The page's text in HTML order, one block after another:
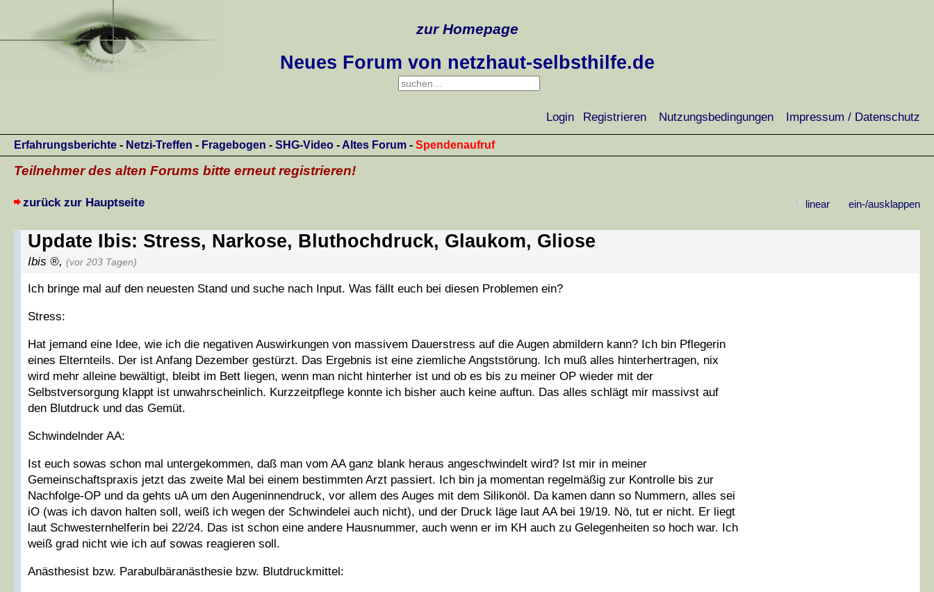
zur Homepage
Neues Forum von netzhaut-selbsthilfe.de
Login Registrieren Nutzungsbedingungen Impressum / Datenschutz
Erfahrungsberichte - Netzi-Treffen - Fragebogen - SHG-Video -Altes Forum - Spendenaufruf
Teilnehmer des alten Forums bitte erneut registrieren!
zurück zur Hauptseite linear ein-/ausklappen
Update Ibis: Stress, Narkose, Bluthochdruck, Glaukom, Gliose
Ibis , (vor 203 Tagen)
Ich bringe mal auf den neuesten Stand und suche nach Input. Was fällt euch bei diesen Problemen ein?
Stress:
Hat jemand eine Idee, wie ich die negativen Auswirkungen von massivem Dauerstress auf die Augen abmildern kann? Ich bin Pflegerin
eines Elternteils. Der ist Anfang Dezember gestürzt. Das Ergebnis ist eine ziemliche Angststörung. Ich muß alles hinterhertragen, nix
wird mehr alleine bewältigt, bleibt im Bett liegen, wenn man nicht hinterher ist und ob es bis zu meiner OP wieder mit der
Selbstversorgung klappt ist unwahrscheinlich. Kurzzeitpflege konnte ich bisher auch keine auftun. Das alles schlägt mir massivst auf
den Blutdruck und das Gemüt.
Schwindelnder AA:
Ist euch sowas schon mal untergekommen, daß man vom AA ganz blank heraus angeschwindelt wird? Ist mir in meiner
Gemeinschaftspraxis jetzt das zweite Mal bei einem bestimmten Arzt passiert. Ich bin ja momentan regelmäßig zur Kontrolle bis zur
Nachfolge-OP und da gehts uA um den Augeninnendruck, vor allem des Auges mit dem Silikonöl. Da kamen dann so Nummern, alles sei
iO (was ich davon halten soll, weiß ich wegen der Schwindelei auch nicht), und der Druck läge laut AA bei 19/19. Nö, tut er nicht. Er liegt
laut Schwesternhelferin bei 22/24. Das ist schon eine andere Hausnummer, auch wenn er im KH auch zu Gelegenheiten so hoch war. Ich
weiß grad nicht wie ich auf sowas reagieren soll.
Anästhesist bzw. Parabulbäranästhesie bzw. Blutdruckmittel: